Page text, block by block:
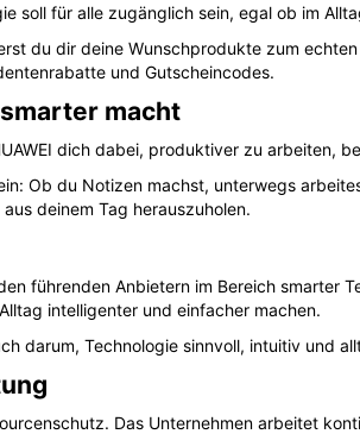
soll für alle zugänglich sein, egal ob im
du dir deine Wunschprodukte zum
und Gutscheincodes.
macht
dich dabei, produktiver zu arbeiten,
Ob du Notizen machst, unterwegs
deinem Tag herauszuholen.
führenden Anbietern im Bereich smarter
intelligenter und einfacher machen.
darum, Technologie sinnvoll, intuitiv und
Das Unternehmen arbeitet